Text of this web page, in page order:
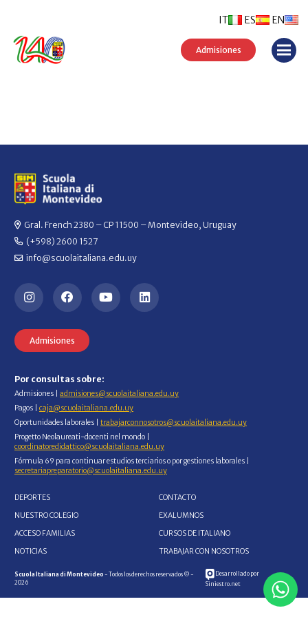
ES EN
IT
Admisiones
Gral. French 2380 – CP 11500 – Montevideo, Uruguay
(+598) 2600 1527
info@scuolaitaliana.edu.uy
Admisiones
Por consultas sobre:
Admisiones | admisiones@scuolaitaliana.edu.uy
Pagos | caja@scuolaitaliana.edu.uy
Oportunidades laborales | trabajarconnosotros@scuolaitaliana.edu.uy
Progetto Neolaureati-docenti nel mondo |
coordinatoredidattico@scuolaitaliana.edu.uy
Fórmula 69 para continuar estudios terciarios o por gestiones laborales |
secretariapreparatorio@scuolaitaliana.edu.uy
DEPORTES
NUESTRO COLEGIO
ACCESO FAMILIAS
NOTICIAS
CONTACTO
EXALUMNOS
CURSOS DE ITALIANO
TRABAJAR CON NOSOTROS
Scuola Italiana di Montevideo - Todos los derechos reservados © -
2026
Desarrollado por
Siniestro.net